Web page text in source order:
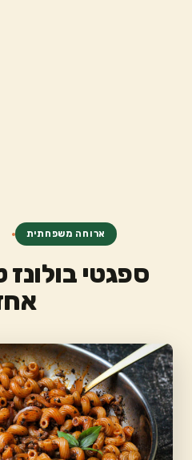
ארוחה משפחתית
ספגטי בולונז